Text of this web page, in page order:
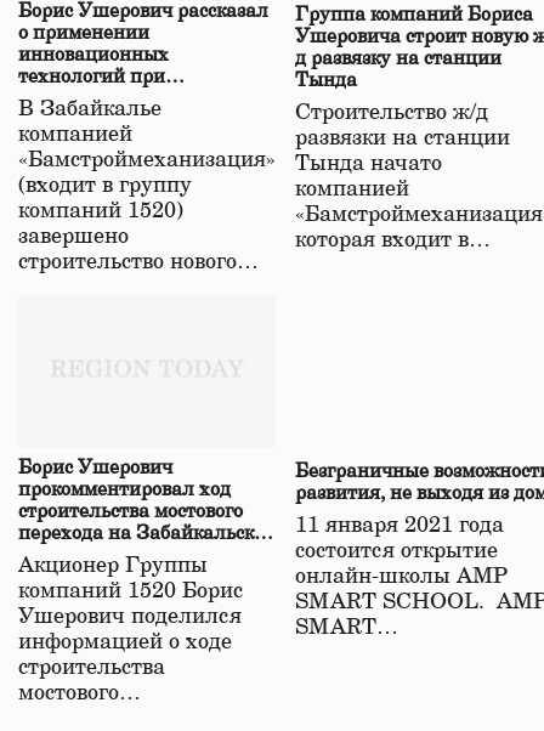
Борис Ушерович рассказал
о применении
инновационных
технологий при
строительстве нового моста
в Забайкалье
В Забайкалье
компанией
«Бамстроймеханизация»
(входит в группу
компаний 1520)
завершено
строительство нового…
Группа компаний Бориса
Ушеровича строит новую
д развязку на станции
Тында
Строительство ж/д
развязки на станции
Тында начато
компанией
которая входит в…
Борис Ушерович
прокомментировал ход
строительства мостового
перехода на Забайкальской
железной дороге
Акционер Группы
компаний 1520 Борис
Ушерович поделился
информацией о ходе
строительства
мостового…
Безграничные
развития, не выходя из
11 января 2021 года
состоится открытие
онлайн-школы АМР
SMART SCHOOL.
SMART…